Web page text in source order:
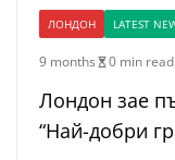
ЛОНДОН LATEST
9 months 0 min read
Лондон зае
“Най-добри